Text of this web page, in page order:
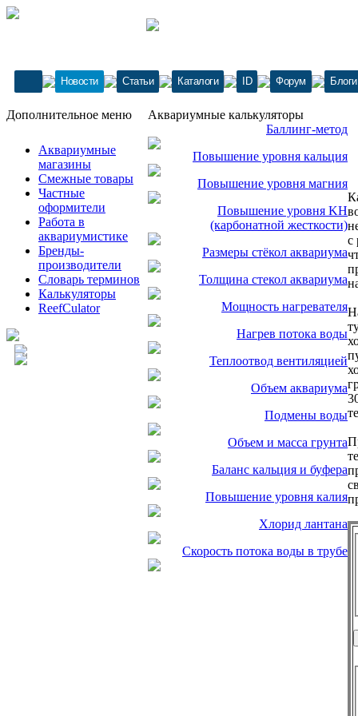
Новости Статьи Каталоги ID Форум Блоги
Дополнительное меню
Аквариумные
магазины
Смежные товары
Частные
оформители
Работа в
аквариумистике
Бренды-
производители
Словарь терминов
Калькуляторы
ReefCulator
Аквариумные калькуляторы
Баллинг-метод
Повышение уровня кальция
Повышение уровня магния
Повышение уровня KH
(карбонатной жесткости)
Размеры стёкол аквариума
Толщина стекол аквариума
Мощность нагревателя
Нагрев потока воды
Теплоотвод вентиляцией
Объем аквариума
Подмены воды
Объем и масса грунта
Баланс кальция и буфера
Повышение уровня калия
Хлорид лантана
Скорость потока воды в трубе
с